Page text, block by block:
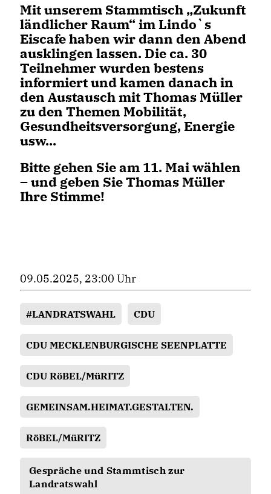
Mit unserem Stammtisch „Zukunft
ländlicher Raum“ im Lindo`s
Eiscafe haben wir dann den Abend
ausklingen lassen. Die ca. 30
Teilnehmer wurden bestens
informiert und kamen danach in
den Austausch mit Thomas Müller
zu den Themen Mobilität,
Gesundheitsversorgung, Energie
usw...
Bitte gehen Sie am 11. Mai wählen
– und geben Sie Thomas Müller
Ihre Stimme!
09.05.2025, 23:00 Uhr
#LANDRATSWAHL CDU
CDU MECKLENBURGISCHE SEENPLATTE
CDU RöBEL/MüRITZ
GEMEINSAM.HEIMAT.GESTALTEN.
RöBEL/MüRITZ
Gespräche und Stammtisch zur
Landratswahl